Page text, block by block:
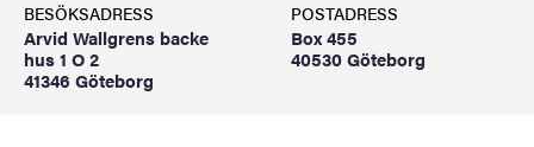
BESÖKSADRESS
Arvid Wallgrens backe
hus 1 O 2
41346 Göteborg
POSTADRESS
Box 455
40530 Göteborg